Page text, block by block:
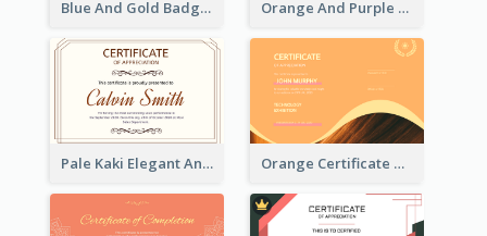
Blue And Gold Badge Appreciation Certificate Orange And Purple Pattern Certificate
Pale Kaki Elegant And Classic Certificate Design Orange Certificate Design Of Appreciation Of Wood Texture